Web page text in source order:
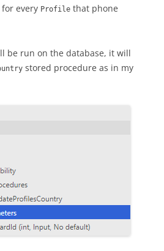
every Profile that phone
be run on the database, it will
stored procedure as in my